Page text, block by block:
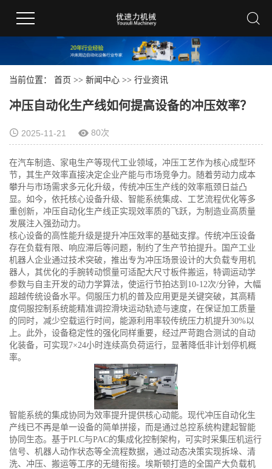
当前位置： 首页 >> 新闻中心 >> 行业资讯
冲压自动化生产线如何提高设备的冲压效率？
2025-11-21 80次
在汽车制造、家电生产等现代工业领域，冲压工艺作为核心成型环
节，其生产效率直接决定企业产能与市场竞争力。随着劳动力成本
攀升与市场需求多元化升级，传统冲压生产线的效率瓶颈日益凸
显。如今，依托核心设备升级、智能系统集成、工艺流程优化等多
重创新，冲压自动化生产线正实现效率质的飞跃，为制造业高质量
发展注入强劲动力。
核心设备的高性能升级是提升冲压效率的基础支撑。传统冲压设备
存在负载有限、响应滞后等问题，制约了生产节拍提升。国产工业
机器人企业通过技术突破，推出专为冲压场景设计的大负载专用机
器人，其优化的手腕转动惯量可适配大尺寸板件搬运，特调运动学
参数与自主开发的动力学算法，使运行节拍达到10-12次/分钟，大幅
超越传统设备水平。伺服压力机的普及应用更是关键突破，其高精
度伺服控制系统能精准调控滑块运动轨迹与速度，在保证加工质量
的同时，减少空载运行时间，能源利用率较传统压力机提升30%以
上。此外，设备稳定性的强化同样重要，经过严苛跑合测试的自动
化装备，可实现7×24小时连续高负荷运行，显著降低非计划停机概
率。
智能系统的集成协同为效率提升提供核心动能。现代冲压自动化生
产线已不再是单一设备的简单拼接，而是通过总控系统构建起智能
协同生态。基于PLC与PAC的集成化控制架构，可实时采集压机运行
信号、机器人动作状态等全流程数据，通过动态决策实现拆垛、清
洗、冲压、搬运等工序的无缝衔接。埃斯顿打造的全国产大负载机